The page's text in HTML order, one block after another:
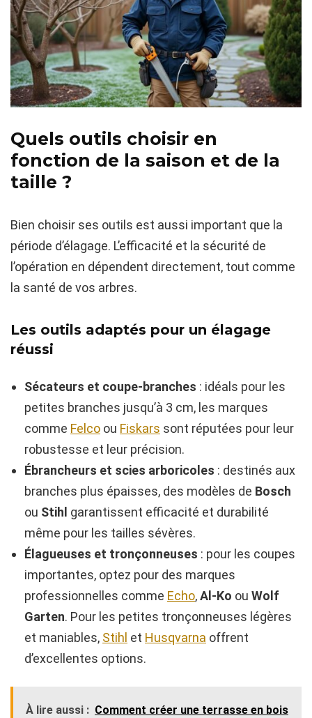
Quels outils choisir en
fonction de la saison et de la
taille ?
Bien choisir ses outils est aussi important que la
période d’élagage. L’efficacité et la sécurité de
l’opération en dépendent directement, tout comme
la santé de vos arbres.
Les outils adaptés pour un élagage
réussi
Sécateurs et coupe-branches : idéals pour les
petites branches jusqu’à 3 cm, les marques
comme Felco ou Fiskars sont réputées pour leur
robustesse et leur précision.
Ébrancheurs et scies arboricoles : destinés aux
branches plus épaisses, des modèles de Bosch
ou Stihl garantissent efficacité et durabilité
même pour les tailles sévères.
Élagueuses et tronçonneuses : pour les coupes
importantes, optez pour des marques
professionnelles comme Echo,Al-Ko ou Wolf
Garten. Pour les petites tronçonneuses légères
et maniables, Stihl et Husqvarna offrent
d’excellentes options.
À lire aussi : Comment créer une terrasse en bois